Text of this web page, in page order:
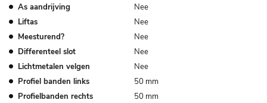
As aandrijving
Nee
Liftas
Nee
Meesturend?
Nee
Differenteel slot
Nee
Lichtmetalen velgen
Nee
Profiel banden links
50 mm
Profielbanden rechts
50 mm